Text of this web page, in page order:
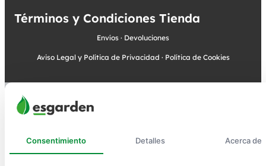
Términos y Condiciones Tienda
Envíos · Devoluciones
Aviso Legal y Política de Privacidad · Política de Cookies
Consentimiento Detalles Acerca de